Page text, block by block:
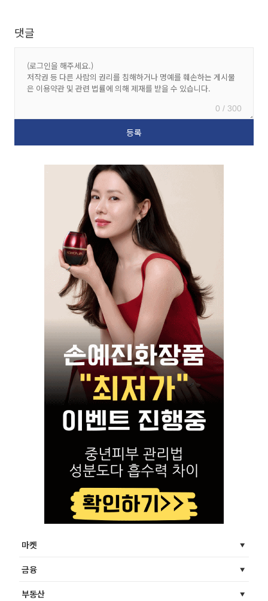
댓글
0 / 300
마켓
금융
부동산